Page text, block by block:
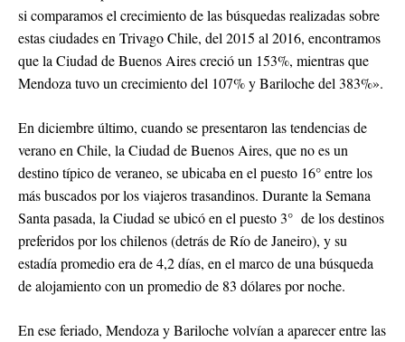
si comparamos el crecimiento de las búsquedas realizadas sobre
estas ciudades en Trivago Chile, del 2015 al 2016, encontramos
que la Ciudad de Buenos Aires creció un 153%, mientras que
Mendoza tuvo un crecimiento del 107% y Bariloche del 383%».
En diciembre último, cuando se presentaron las tendencias de
verano en Chile, la Ciudad de Buenos Aires, que no es un
destino típico de veraneo, se ubicaba en el puesto 16° entre los
más buscados por los viajeros trasandinos. Durante la Semana
Santa pasada, la Ciudad se ubicó en el puesto 3° de los destinos
preferidos por los chilenos (detrás de Río de Janeiro), y su
estadía promedio era de 4,2 días, en el marco de una búsqueda
de alojamiento con un promedio de 83 dólares por noche.
En ese feriado, Mendoza y Bariloche volvían a aparecer entre las